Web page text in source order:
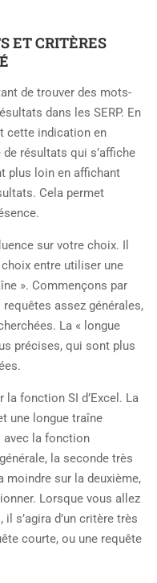
ET CRITÈRES
de trouver des mots-
dans les SERP. En
cette indication en
résultats qui s’affiche
plus loin en affichant
Cela permet
sur votre choix. Il
choix entre utiliser une
». Commençons par
assez générales,
La « longue
précises, qui sont plus
la fonction SI d’Excel. La
une longue traîne
avec la fonction
la seconde très
moindre sur la deuxième,
Lorsque vous allez
s’agira d’un critère très
courte, ou une requête